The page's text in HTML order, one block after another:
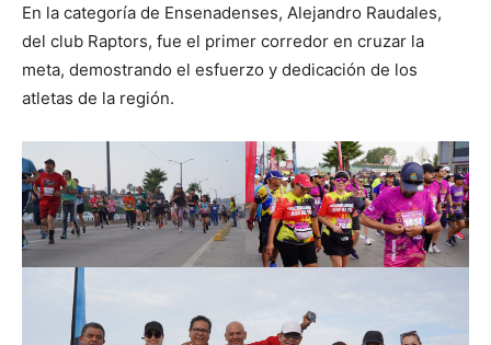
En la categoría de Ensenadenses, Alejandro Raudales,
del club Raptors, fue el primer corredor en cruzar la
meta, demostrando el esfuerzo y dedicación de los
atletas de la región.